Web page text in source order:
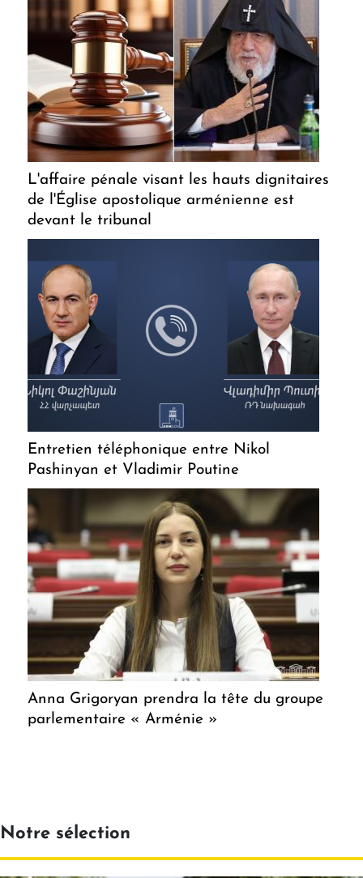
L'affaire pénale visant les hauts dignitaires
de l'Église apostolique arménienne est
devant le tribunal
Entretien téléphonique entre Nikol
Pashinyan et Vladimir Poutine
Anna Grigoryan prendra la tête du groupe
parlementaire « Arménie »
Notre sélection